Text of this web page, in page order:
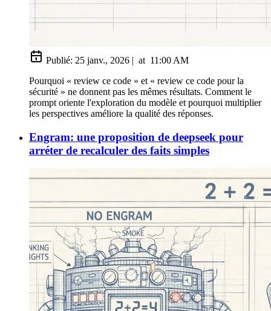
Publié: 25 janv., 2026 | at 11:00 AM
Pourquoi « review ce code » et « review ce code pour la
sécurité » ne donnent pas les mêmes résultats. Comment le
prompt oriente l'exploration du modèle et pourquoi multiplier
les perspectives améliore la qualité des réponses.
Engram: une proposition de deepseek pour
arréter de recalculer des faits simples